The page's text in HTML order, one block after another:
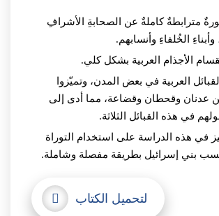
مترابطةٌ كاملةٌ عن الصحابةِ الأشرافِ
وأبناءِ الخُلفاءِ وأنسابهم.
الأجذام العربية بشكل كلي.
العربية في بعض المدن، وتميّزوا
عدنان وقحطان وقضاعة، مما أدى إلى
في هذه القبائل الثلاثة.
في هذه الدراسة على استخدام التوراة
بني إسرائيل بطريقة مفصلة وشاملة.
لتحميل الكتاب